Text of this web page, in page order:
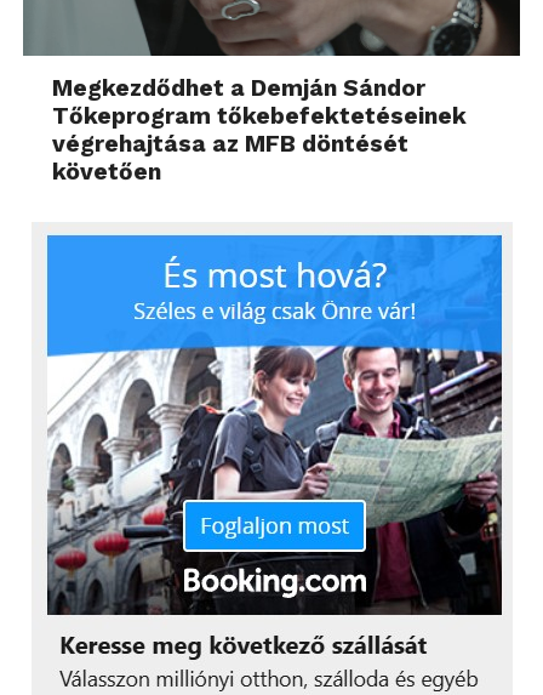
Megkezdődhet a Demján Sándor
Tőkeprogram tőkebefektetéseinek
végrehajtása az MFB döntését
követően